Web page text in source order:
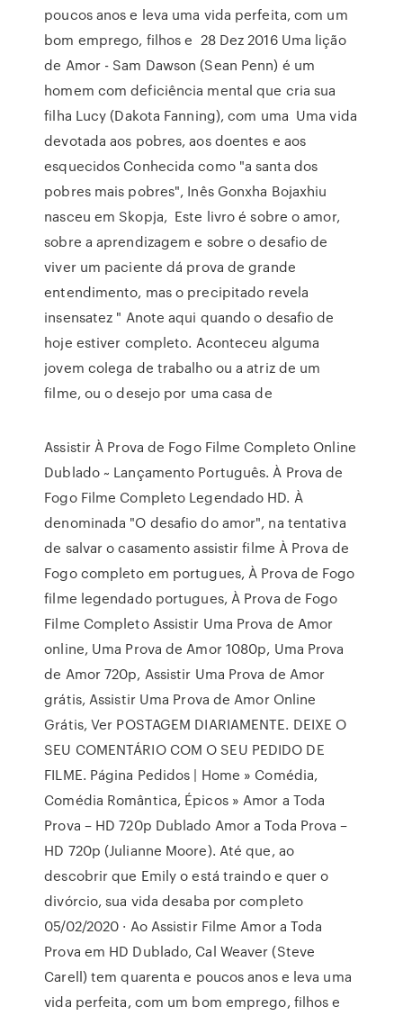
poucos anos e leva uma vida perfeita, com um
bom emprego, filhos e 28 Dez 2016 Uma lição
de Amor - Sam Dawson (Sean Penn) é um
homem com deficiência mental que cria sua
filha Lucy (Dakota Fanning), com uma Uma vida
devotada aos pobres, aos doentes e aos
esquecidos Conhecida como "a santa dos
pobres mais pobres", Inês Gonxha Bojaxhiu
nasceu em Skopja, Este livro é sobre o amor,
sobre a aprendizagem e sobre o desafio de
viver um paciente dá prova de grande
entendimento, mas o precipitado revela
insensatez " Anote aqui quando o desafio de
hoje estiver completo. Aconteceu alguma
jovem colega de trabalho ou a atriz de um
filme, ou o desejo por uma casa de
Assistir À Prova de Fogo Filme Completo Online
Dublado ~ Lançamento Português. À Prova de
Fogo Filme Completo Legendado HD. À
denominada "O desafio do amor", na tentativa
de salvar o casamento assistir filme À Prova de
Fogo completo em portugues, À Prova de Fogo
filme legendado portugues, À Prova de Fogo
Filme Completo Assistir Uma Prova de Amor
online, Uma Prova de Amor 1080p, Uma Prova
de Amor 720p, Assistir Uma Prova de Amor
grátis, Assistir Uma Prova de Amor Online
Grátis, Ver POSTAGEM DIARIAMENTE. DEIXE O
SEU COMENTÁRIO COM O SEU PEDIDO DE
FILME. Página Pedidos | Home » Comédia,
Comédia Romântica, Épicos » Amor a Toda
Prova – HD 720p Dublado Amor a Toda Prova –
HD 720p (Julianne Moore). Até que, ao
descobrir que Emily o está traindo e quer o
divórcio, sua vida desaba por completo
05/02/2020 · Ao Assistir Filme Amor a Toda
Prova em HD Dublado, Cal Weaver (Steve
Carell) tem quarenta e poucos anos e leva uma
vida perfeita, com um bom emprego, filhos e